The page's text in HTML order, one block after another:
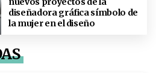
diseñadora gráfica símbolo de
la mujer en el diseño